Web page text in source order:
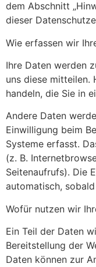
dem Abschnitt
dieser
Wie erfassen wir
Ihre Daten werden
uns diese mitteilen.
handeln, die Sie in
Andere Daten
Einwilligung beim
Systeme erfasst.
(z. B.
Seitenaufrufs). Die
automatisch,
Wofür nutzen wir
Ein Teil der Daten
Bereitstellung der
Daten können zur